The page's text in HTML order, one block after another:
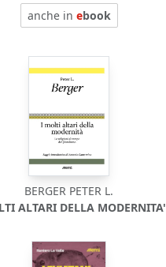
anche in ebook
BERGER PETER L.
ALTARI DELLA MODERNITA'